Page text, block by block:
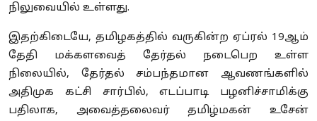
நிலுவையில் உள்ளது.
இதற்கிடையே, தமிழகத்தில் வருகின்ற ஏப்ரல் 19ஆம்
தேதி மக்களவைத் தேர்தல் நடைபெற உள்ள
நிலையில், தேர்தல் சம்பந்தமான ஆவணங்களில்
அதிமுக கட்சி சார்பில், எடப்பாடி பழனிச்சாமிக்கு
பதிலாக, அவைத்தலைவர் தமிழ்மகன் உசேன்